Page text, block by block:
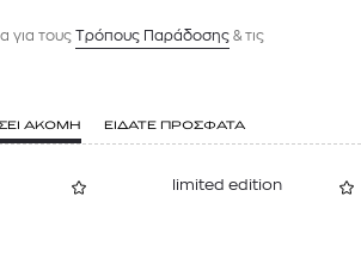
για τους Tρόπους Παράδοσης & τις
ΑΚΟΜΗ ΕΙΔΑΤΕ ΠΡΟΣΦΑΤΑ
limited edition